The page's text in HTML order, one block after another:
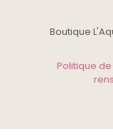
Boutique
Politique